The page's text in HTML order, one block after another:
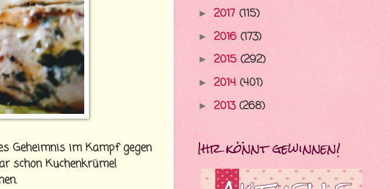
Geheimnis im Kampf gegen
schon Kuchenkrümel
► 2017 (115)
► 2016 (173)
► 2015 (292)
► 2014 (401)
► 2013 (268)
Ihr könnt gewinnen!